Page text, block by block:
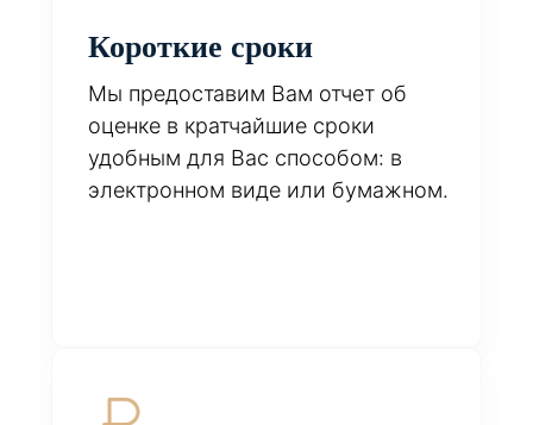
Короткие сроки
Мы предоставим Вам отчет об
оценке в кратчайшие сроки
удобным для Вас способом: в
электронном виде или бумажном.